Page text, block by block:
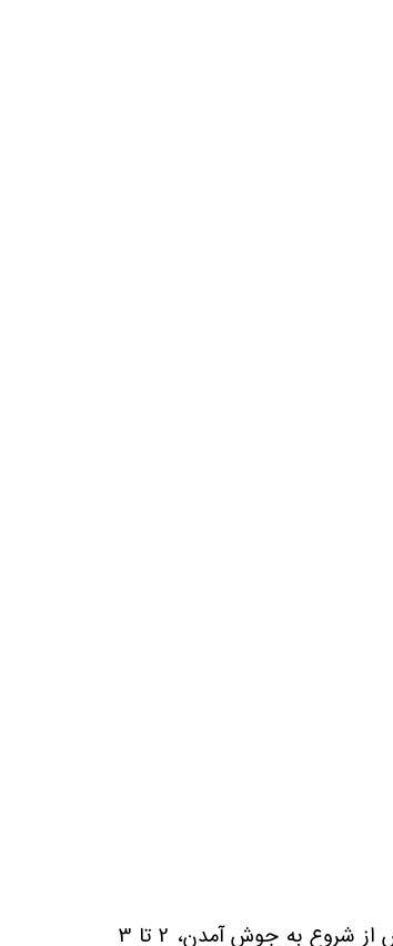
یک بسته (85 گرم) مخلوط پودینگ کاکائو Mader بدون گلوتن را به 500 میلی لیتر (2.5 فنجان) شیر اضافه کنید. ) پس از شروع به جوش آمدن، 2 تا 3